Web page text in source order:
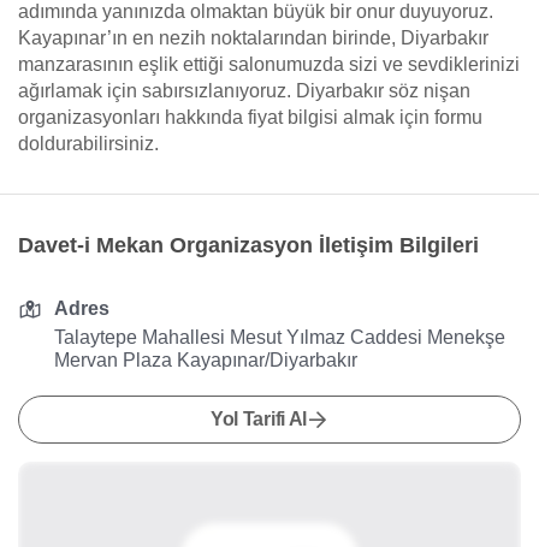
adımında yanınızda olmaktan büyük bir onur duyuyoruz.
Kayapınar’ın en nezih noktalarından birinde, Diyarbakır
manzarasının eşlik ettiği salonumuzda sizi ve sevdiklerinizi
ağırlamak için sabırsızlanıyoruz. Diyarbakır söz nişan
organizasyonları hakkında fiyat bilgisi almak için formu
doldurabilirsiniz.
Davet-i Mekan Organizasyon İletişim Bilgileri
Adres
Talaytepe Mahallesi Mesut Yılmaz Caddesi Menekşe
Mervan Plaza Kayapınar/Diyarbakır
Yol Tarifi Al